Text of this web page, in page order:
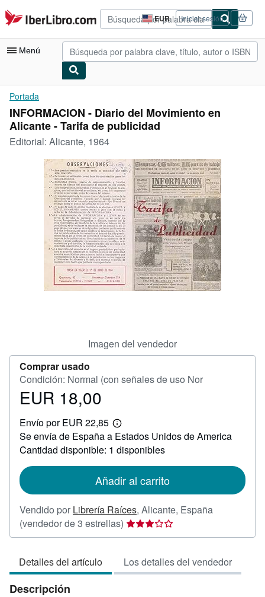
Pasar al contenido principal
IberLibro.com EUR
Preferencias
de
compra
del
Iniciar sesión
Menú
Mi cuenta
Consultar mis pedidos
Búsqueda avanzada
Colecciones
Libros antiguos
Arte y coleccionismo
Vendedores
Comenzar a vender
CERRAR
Portada
INFORMACION - Diario del Movimiento en
Alicante - Tarifa de publicidad
Editorial: Alicante, 1964
Imagen del vendedor
Comprar usado
Condición: Normal (con señales de uso Nor
Precio
18,00
EUR 18,00
Envío por EUR 22,85
Más
información
sobre
las
envío
Se envía de España a Estados Unidos de America
Cantidad disponible: 1 disponibles
Añadir al carrito
Vendido por Librería Raíces, Alicante, España
(vendedor de 3 estrellas) Calificación
del
3
de
Detalles del artículo Los detalles del vendedor
Descripción